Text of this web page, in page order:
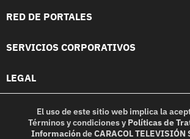
RED DE PORTALES
SERVICIOS CORPORATIVOS
LEGAL
El uso de este sitio web implica la
Términos y condicionesy Políticas de
InformacióndeCARACOL TELEVISIÓN